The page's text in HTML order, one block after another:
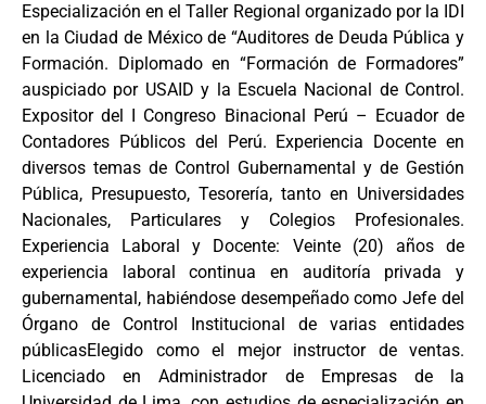
Especialización en el Taller Regional organizado por la IDI
en la Ciudad de México de “Auditores de Deuda Pública y
Formación. Diplomado en “Formación de Formadores”
auspiciado por USAID y la Escuela Nacional de Control.
Expositor del I Congreso Binacional Perú – Ecuador de
Contadores Públicos del Perú. Experiencia Docente en
diversos temas de Control Gubernamental y de Gestión
Pública, Presupuesto, Tesorería, tanto en Universidades
Nacionales, Particulares y Colegios Profesionales.
Experiencia Laboral y Docente: Veinte (20) años de
experiencia laboral continua en auditoría privada y
gubernamental, habiéndose desempeñado como Jefe del
Órgano de Control Institucional de varias entidades
públicasElegido como el mejor instructor de ventas.
Licenciado en Administrador de Empresas de la